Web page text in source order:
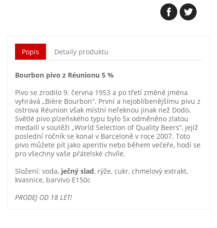
Popis Detaily produktu
Bourbon pivo z Réunionu 5 %
Pivo se zrodilo 9. června 1953 a po třetí změně jména
vyhrává „Bière Bourbon“. První a nejoblíbenějšímu pivu z
ostrova Réunion však místní neřeknou jinak než Dodo.
Světlé pivo plzeňského typu bylo 5x odměněno zlatou
medailí v soutěži „World Selection of Quality Beers“, jejíž
poslední ročník se konal v Barceloně v roce 2007. Toto
pivo můžete pít jako aperitiv nebo během večeře, hodí se
pro všechny vaše přátelské chvíle.
Složení: voda, ječný slad, rýže, cukr, chmelový extrakt,
kvasnice, barvivo E150c
PRODEJ OD 18 LET!